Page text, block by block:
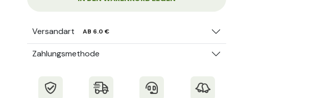
Versandart AB 6.0 €
Zahlungsmethode